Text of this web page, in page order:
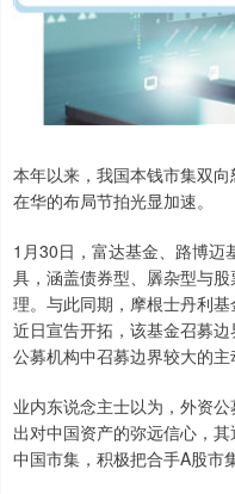
本年以来，我国本钱市集双
在华的布局节拍光显加速。
1月30日，富达基金、路博迈
具，涵盖债券型、羼杂型与
理。与此同期，摩根士丹利
近日宣告开拓，该基金召募
公募机构中召募边界较大的主
业内东说念主士以为，外资
出对中国资产的弥远信心，
中国市集，积极把合手A股市